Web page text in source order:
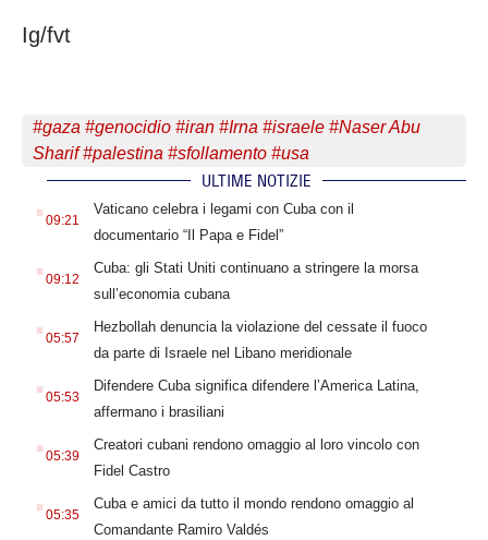
Ig/fvt
#gaza #genocidio #iran #Irna #israele #Naser Abu
Sharif#palestina #sfollamento #usa
ULTIME NOTIZIE
. 09:21
Vaticano celebra i legami con Cuba con il
documentario “Il Papa e Fidel”
. 09:12
Cuba: gli Stati Uniti continuano a stringere la morsa
sull’economia cubana
. 05:57
Hezbollah denuncia la violazione del cessate il fuoco
da parte di Israele nel Libano meridionale
. 05:53
Difendere Cuba significa difendere l’America Latina,
affermano i brasiliani
. 05:39
Creatori cubani rendono omaggio al loro vincolo con
Fidel Castro
. 05:35
Cuba e amici da tutto il mondo rendono omaggio al
Comandante Ramiro Valdés